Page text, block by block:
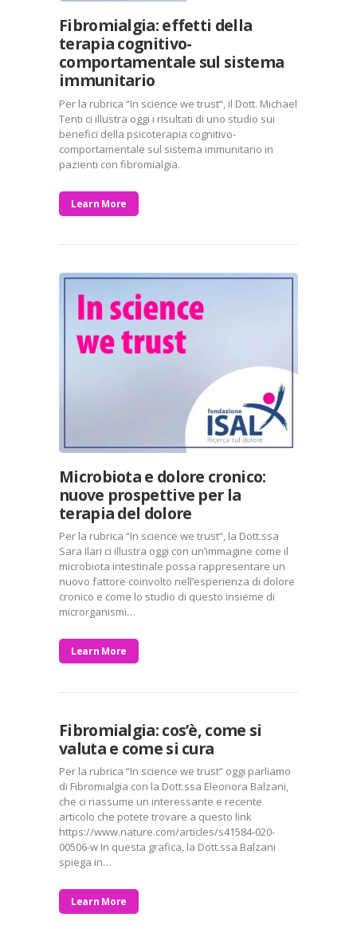
Fibromialgia: effetti della
terapia cognitivo-
comportamentale sul sistema
immunitario
Per la rubrica “In science we trust“, il Dott. Michael
Tenti ci illustra oggi i risultati di uno studio sui
benefici della psicoterapia cognitivo-
comportamentale sul sistema immunitario in
pazienti con fibromialgia.
Learn More
Microbiota e dolore cronico:
nuove prospettive per la
terapia del dolore
Per la rubrica “In science we trust“, la Dott.ssa
Sara Ilari ci illustra oggi con un’immagine come il
microbiota intestinale possa rappresentare un
nuovo fattore coinvolto nell’esperienza di dolore
cronico e come lo studio di questo insieme di
microrganismi…
Learn More
Fibromialgia: cos’è, come si
valuta e come si cura
Per la rubrica “In science we trust” oggi parliamo
di Fibromialgia con la Dott.ssa Eleonora Balzani,
che ci riassume un interessante e recente
articolo che potete trovare a questo link
https://www.nature.com/articles/s41584-020-
00506-w In questa grafica, la Dott.ssa Balzani
spiega in…
Learn More